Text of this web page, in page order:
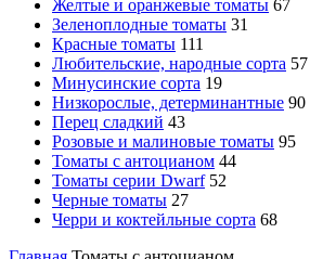
Желтые и оранжевые томаты 67
Зеленоплодные томаты 31
Красные томаты 111
Любительские, народные сорта 57
Минусинские сорта 19
Низкорослые, детерминантные 90
Перец сладкий 43
Розовые и малиновые томаты 95
Томаты с антоцианом 44
Томаты серии Dwarf 52
Черные томаты 27
Черри и коктейльные сорта 68